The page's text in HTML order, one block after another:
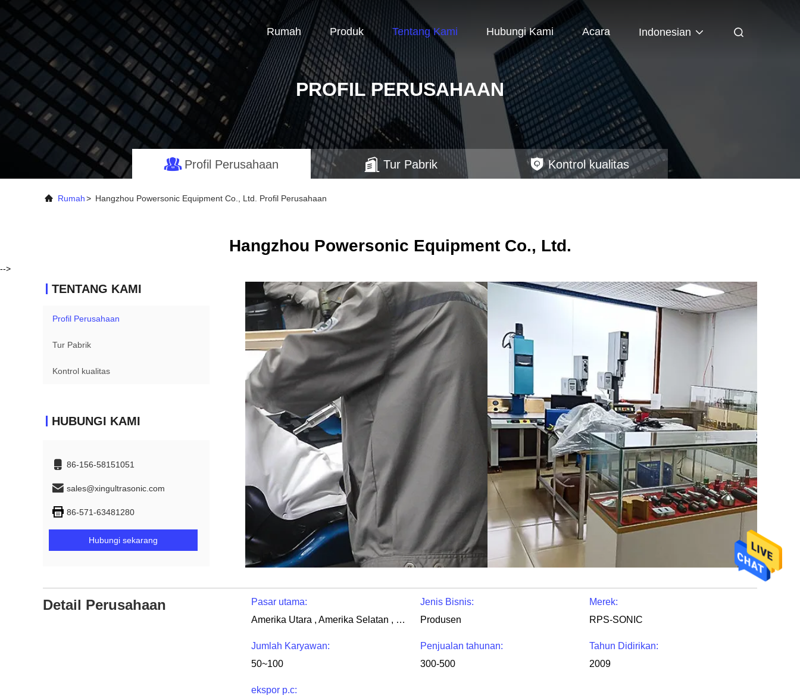
Rumah Produk Tentang Kami Hubungi Kami Acara Indonesian
PROFIL PERUSAHAAN
Profil Perusahaan Tur Pabrik Kontrol kualitas
Rumah> Hangzhou Powersonic Equipment Co., Ltd. Profil Perusahaan
Hangzhou Powersonic Equipment Co., Ltd.
-->
TENTANG KAMI
Profil Perusahaan
Tur Pabrik
Kontrol kualitas
HUBUNGI KAMI
86-156-58151051
sales@xingultrasonic.com
86-571-63481280
Hubungi sekarang
Detail Perusahaan
Pasar utama:
Amerika Utara , Amerika Selatan , Eropa Barat , Eropa Timur , Timur Tengah , Afrika , Oceania , Di seluruh dunia
Jenis Bisnis:
Produsen
Merek:
RPS-SONIC
Jumlah Karyawan:
50~100
Penjualan tahunan:
300-500
Tahun Didirikan:
2009
ekspor p.c: